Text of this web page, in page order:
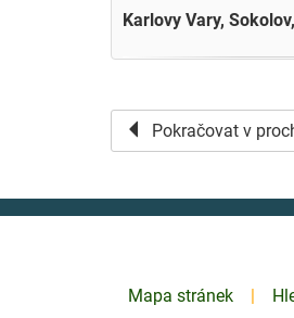
Karlovy Vary,
Pokračovat v
Mapa stránek